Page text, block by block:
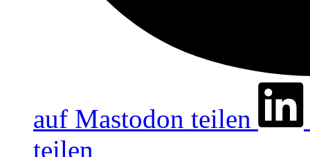
auf Mastodon teilen
teilen